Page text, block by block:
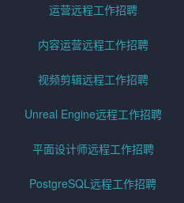
运营远程工作招聘
内容运营远程工作招聘
视频剪辑远程工作招聘
Unreal Engine远程工作招聘
平面设计师远程工作招聘
PostgreSQL远程工作招聘